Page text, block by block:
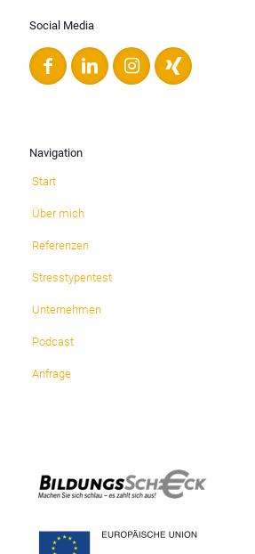
Navigation
Start
Über mich
Referenzen
Stresstypentest
Unternehmen
Podcast
Anfrage
Social Media